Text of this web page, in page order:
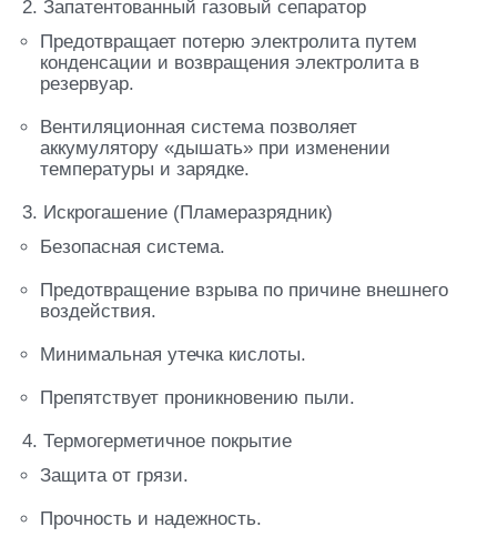
2. Запатентованный газовый сепаратор
Предотвращает потерю электролита путем
конденсации и возвращения электролита в
резервуар.
Вентиляционная система позволяет
аккумулятору «дышать» при изменении
температуры и зарядке.
3. Искрогашение (Пламеразрядник)
Безопасная система.
Предотвращение взрыва по причине внешнего
воздействия.
Минимальная утечка кислоты.
Препятствует проникновению пыли.
4. Термогерметичное покрытие
Защита от грязи.
Прочность и надежность.